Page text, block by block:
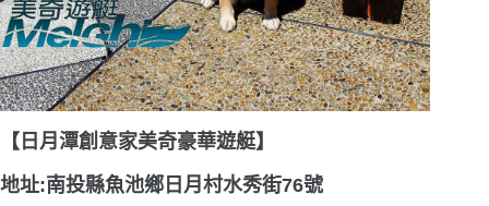
【日月潭創意家美奇豪華遊艇】
地址:南投縣魚池鄉日月村水秀街76號